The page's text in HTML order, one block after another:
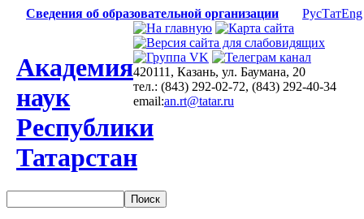
Сведения об образовательной организации РусТатEng
Академия
наук
Республики
Татарстан
420111, Казань, ул. Баумана, 20
тел.: (843) 292-02-72, (843) 292-40-34
email:an.rt@tatar.ru